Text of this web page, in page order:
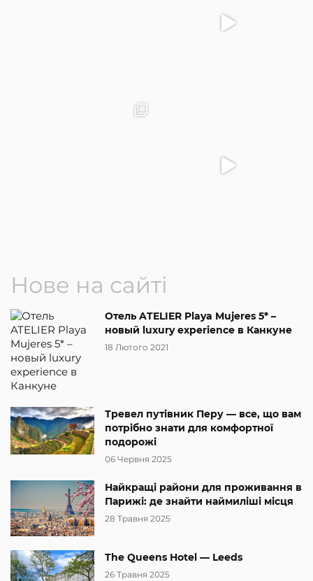
Нове на сайті
Отель ATELIER Playa Mujeres 5* –
новый luxury experience в Канкуне
18 Лютого 2021
Тревел путівник Перу — все, що вам
потрібно знати для комфортної
подорожі
06 Червня 2025
Найкращі райони для проживання в
Парижі: де знайти наймиліші місця
28 Травня 2025
The Queens Hotel — Leeds
26 Травня 2025